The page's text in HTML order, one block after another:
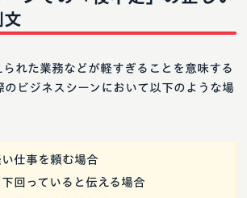
文
られた業務などが軽すぎることを意味する
のビジネスシーンにおいて以下のような場
仕事を頼む場合
回っていると伝える場合